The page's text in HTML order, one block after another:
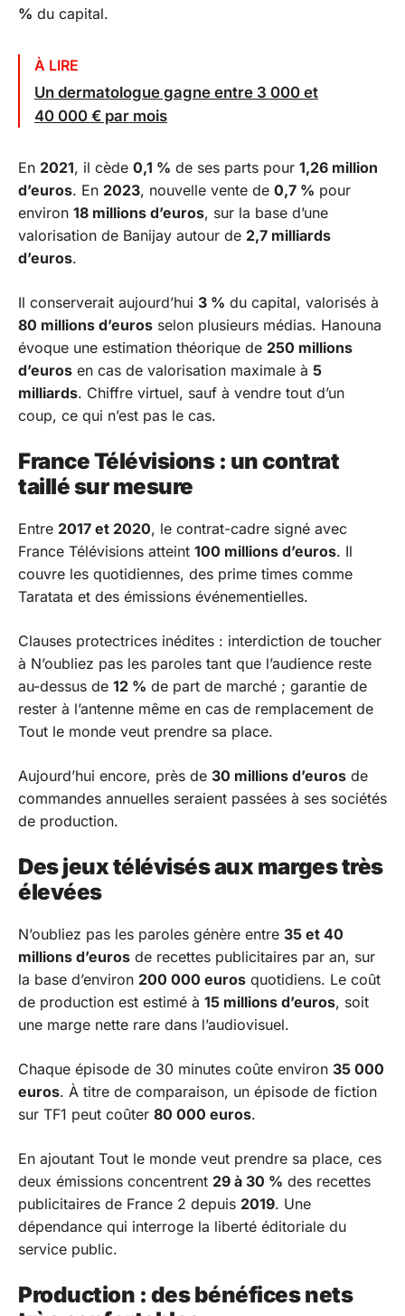
% du capital.
À LIRE
Un dermatologue gagne entre 3 000 et
40 000 € par mois
En 2021, il cède 0,1 % de ses parts pour 1,26 million
d’euros. En 2023, nouvelle vente de 0,7 % pour
environ 18 millions d’euros, sur la base d’une
valorisation de Banijay autour de 2,7 milliards
d’euros.
Il conserverait aujourd’hui 3 % du capital, valorisés à
80 millions d’euros selon plusieurs médias. Hanouna
évoque une estimation théorique de 250 millions
d’euros en cas de valorisation maximale à 5
milliards. Chiffre virtuel, sauf à vendre tout d’un
coup, ce qui n’est pas le cas.
France Télévisions : un contrat
taillé sur mesure
Entre 2017 et 2020, le contrat-cadre signé avec
France Télévisions atteint 100 millions d’euros. Il
couvre les quotidiennes, des prime times comme
Taratata et des émissions événementielles.
Clauses protectrices inédites : interdiction de toucher
à N’oubliez pas les paroles tant que l’audience reste
au-dessus de 12 % de part de marché ; garantie de
rester à l’antenne même en cas de remplacement de
Tout le monde veut prendre sa place.
Aujourd’hui encore, près de 30 millions d’euros de
commandes annuelles seraient passées à ses sociétés
de production.
Des jeux télévisés aux marges très
élevées
N’oubliez pas les paroles génère entre 35 et 40
millions d’euros de recettes publicitaires par an, sur
la base d’environ 200 000 euros quotidiens. Le coût
de production est estimé à 15 millions d’euros, soit
une marge nette rare dans l’audiovisuel.
Chaque épisode de 30 minutes coûte environ 35 000
euros. À titre de comparaison, un épisode de fiction
sur TF1 peut coûter 80 000 euros.
En ajoutant Tout le monde veut prendre sa place, ces
deux émissions concentrent 29 à 30 % des recettes
publicitaires de France 2 depuis 2019. Une
dépendance qui interroge la liberté éditoriale du
service public.
Production : des bénéfices nets